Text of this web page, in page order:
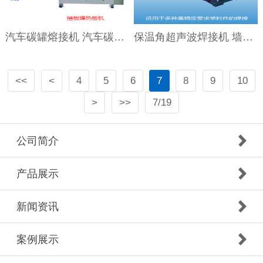
汽车碳罐熔接机 汽车碳罐热板熔接机 保温角超声波焊接机 墙面保温角超声波焊接机
<< < 4 5 6 7 8 9
10
>
>> 7/19
公司简介
产品展示
新闻资讯
案例展示